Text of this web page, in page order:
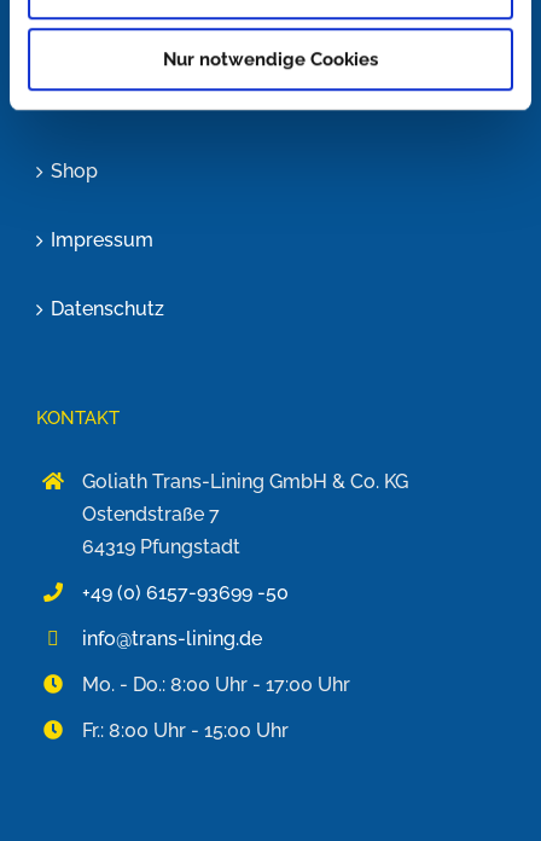
Nur notwendige Cookies
Blog
Shop
Impressum
Datenschutz
KONTAKT
Goliath Trans-Lining GmbH & Co. KG
Ostendstraße 7
64319 Pfungstadt
+49 (0) 6157-93699 -50
info@trans-lining.de
Mo. - Do.: 8:00 Uhr - 17:00 Uhr
Fr.: 8:00 Uhr - 15:00 Uhr